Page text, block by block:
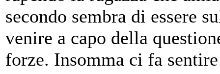
secondo sembra di essere
venire a capo della
forze. Insomma ci fa